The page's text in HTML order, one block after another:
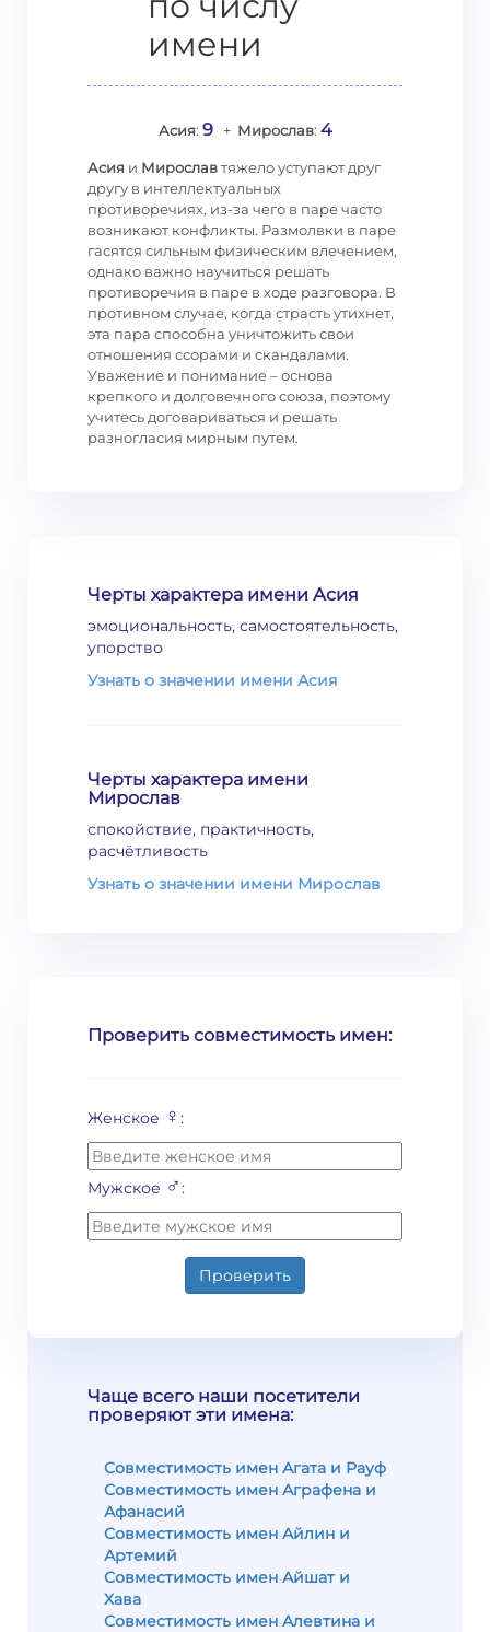
имени
Асия: 9+ Мирослав: 4
Асия и Мирославтяжело уступают друг
другу в интеллектуальных
противоречиях, из-за чего в паре часто
возникают конфликты. Размолвки в паре
гасятся сильным физическим влечением,
однако важно научиться решать
противоречия в паре в ходе разговора. В
противном случае, когда страсть утихнет,
эта пара способна уничтожить свои
отношения ссорами и скандалами.
Уважение и понимание – основа
крепкого и долговечного союза, поэтому
учитесь договариваться и решать
разногласия мирным путем.
Черты характера имени Асия
эмоциональность, самостоятельность,
упорство
Узнать о значении имени Асия
Черты характера имени
Мирослав
спокойствие, практичность,
расчётливость
Узнать о значении имени Мирослав
Проверить совместимость имен:
Женское ♀ :
Мужское ♂:
Проверить
Чаще всего наши посетители
проверяют эти имена:
Совместимость имен Агата и Рауф
Совместимость имен Аграфена и
Афанасий
Совместимость имен Айлин и
Артемий
Совместимость имен Айшат и
Хава
Совместимость имен Алевтина и